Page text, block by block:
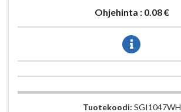
Ohjehinta : 0.08 €
Tuotekoodi: SGI1047WH